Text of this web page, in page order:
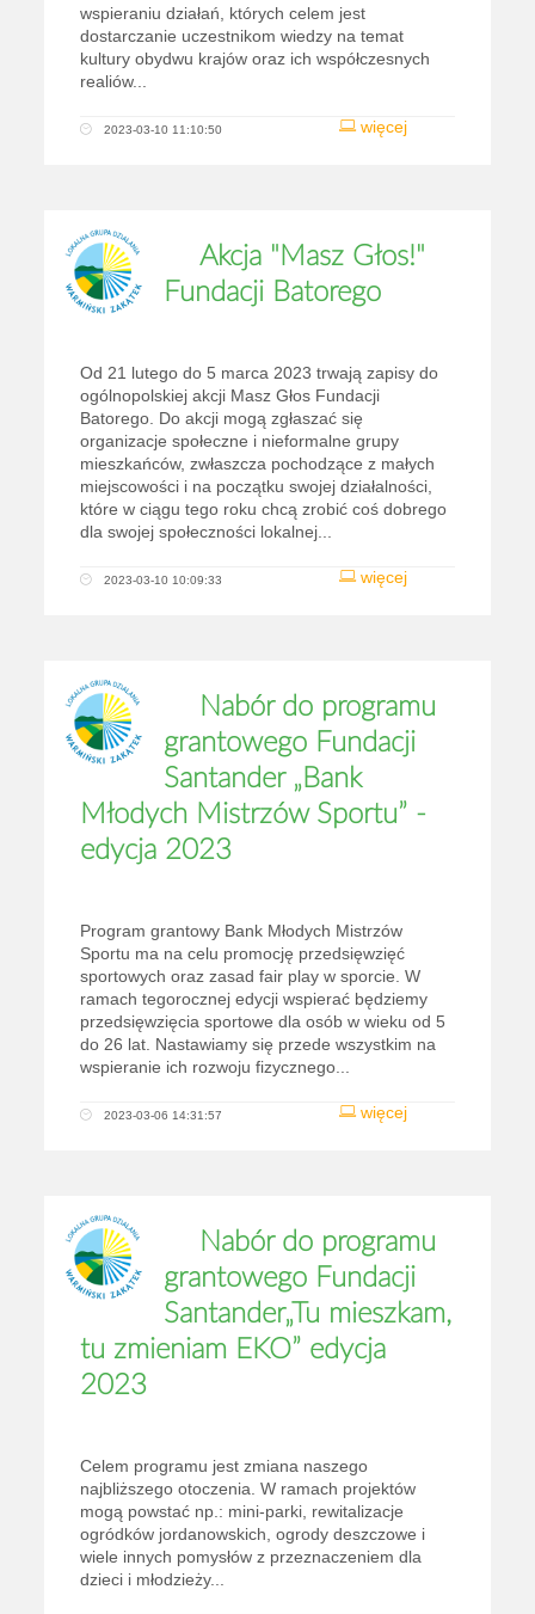
wspieraniu działań, których celem jest
dostarczanie uczestnikom wiedzy na temat
kultury obydwu krajów oraz ich współczesnych
realiów...
więcej
2023-03-10 11:10:50
Akcja "Masz Głos!"
Fundacji Batorego
Od 21 lutego do 5 marca 2023 trwają zapisy do
ogólnopolskiej akcji Masz Głos Fundacji
Batorego. Do akcji mogą zgłaszać się
organizacje społeczne i nieformalne grupy
mieszkańców, zwłaszcza pochodzące z małych
miejscowości i na początku swojej działalności,
które w ciągu tego roku chcą zrobić coś dobrego
dla swojej społeczności lokalnej...
więcej
2023-03-10 10:09:33
Nabór do programu
grantowego Fundacji
Santander „Bank
Młodych Mistrzów Sportu” -
edycja 2023
Program grantowy Bank Młodych Mistrzów
Sportu ma na celu promocję przedsięwzięć
sportowych oraz zasad fair play w sporcie. W
ramach tegorocznej edycji wspierać będziemy
przedsięwzięcia sportowe dla osób w wieku od 5
do 26 lat. Nastawiamy się przede wszystkim na
wspieranie ich rozwoju fizycznego...
więcej
2023-03-06 14:31:57
Nabór do programu
grantowego Fundacji
Santander„Tu mieszkam,
tu zmieniam EKO” edycja
2023
Celem programu jest zmiana naszego
najbliższego otoczenia. W ramach projektów
mogą powstać np.: mini-parki, rewitalizacje
ogródków jordanowskich, ogrody deszczowe i
wiele innych pomysłów z przeznaczeniem dla
dzieci i młodzieży...